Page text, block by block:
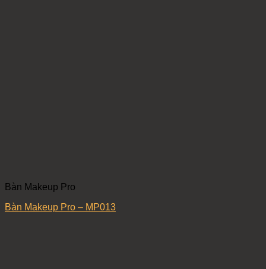
Bàn Makeup Pro
Bàn Makeup Pro – MP013